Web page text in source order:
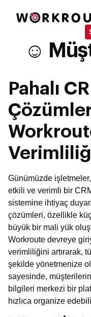
☺️
Pahalı
Günümüzde
etkili ve verimli bir
sistemine ihtiyaç
çözümleri, özellikle
büyük bir mali yük
Workroute devreye
verimliliğini artırarak,
şekilde yönetmenize
sayesinde,
bilgileri merkezi bir
hızlıca organize